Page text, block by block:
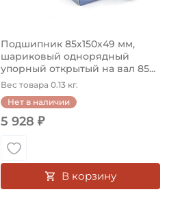
Подшипник 85х150х49 мм,
шариковый однорядный
упорный открытый на вал 85...
Вес товара 0.13 кг.
Нет в наличии
5 928 ₽
В корзину